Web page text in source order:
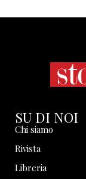
SU DI NOI
Chi siamo
Rivista
Libreria